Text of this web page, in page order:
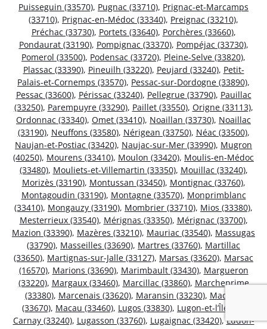
Puisseguin (33570), Pugnac (33710), Prignac-et-Marcamps
(33710), Prignac-en-Médoc (33340), Preignac (33210),
Préchac (33730), Portets (33640), Porchères (33660),
Pondaurat (33190), Pompignac (33370), Pompéjac (33730),
Pomerol (33500), Podensac (33720), Pleine-Selve (33820),
Plassac (33390), Pineuilh (33220), Peujard (33240), Petit-
Palais-et-Cornemps (33570), Pessac-sur-Dordogne (33890),
Pessac (33600), Périssac (33240), Pellegrue (33790), Pauillac
(33250), Parempuyre (33290), Paillet (33550), Origne (33113),
Ordonnac (33340), Omet (33410), Noaillan (33730), Noaillac
(33190), Neuffons (33580), Nérigean (33750), Néac (33500),
Naujan-et-Postiac (33420), Naujac-sur-Mer (33990), Mugron
(40250), Mourens (33410), Moulon (33420), Moulis-en-Médoc
(33480), Mouliets-et-Villemartin (33350), Mouillac (33240),
Morizès (33190), Montussan (33450), Montignac (33760),
Montagoudin (33190), Montagne (33570), Monprimblanc
(33410), Mongauzy (33190), Mombrier (33710), Mios (33380),
Mesterrieux (33540), Mérignas (33350), Mérignac (33700),
Mazion (33390), Mazères (33210), Mauriac (33540), Massugas
(33790), Masseilles (33690), Martres (33760), Martillac
(33650), Martignas-sur-Jalle (33127), Marsas (33620), Marsac
(16570), Marions (33690), Marimbault (33430), Margueron
(33220), Margaux (33460), Marcillac (33860), Marcheprime
(33380), Marcenais (33620), Maransin (33230), Madirac
(33670), Macau (33460), Lugos (33830), Lugon-et-l’Île-du-
Carnay (33240), Lugasson (33760), Lugaignac (33420),Ludon-